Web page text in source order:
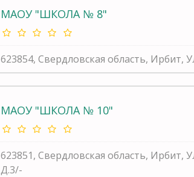
МАОУ "ШКОЛА № 8"
623854, Свердловская область,
МАОУ "ШКОЛА № 10"
623851, Свердловская область,
Д.3/-